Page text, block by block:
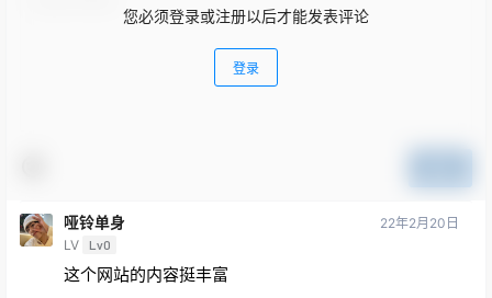
您必须登录或注册以后才能发表评论
登录
哑铃单身
LV Lv0
22年2月20日
这个网站的内容挺丰富